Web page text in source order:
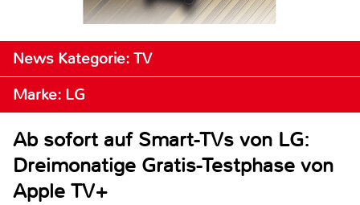
News Kategorie: TV
Marke: LG
Ab sofort auf Smart-TVs von LG:
Dreimonatige Gratis-Testphase von
Apple TV+